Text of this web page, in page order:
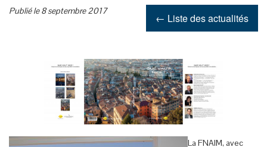
← Liste des actualités
Publié le 8 septembre 2017
La FNAIM, avec